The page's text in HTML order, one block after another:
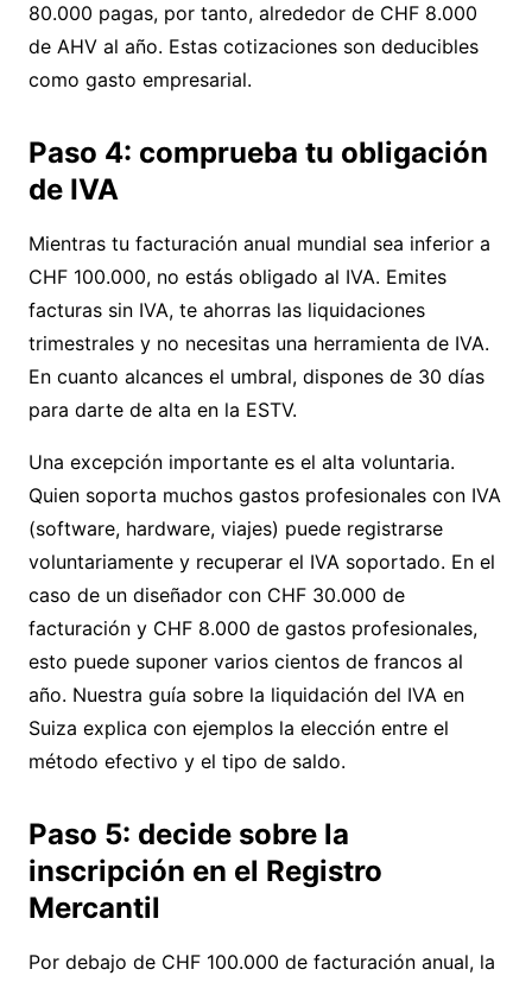
80.000 pagas, por tanto, alrededor de CHF 8.000
de AHV al año. Estas cotizaciones son deducibles
como gasto empresarial.
Paso 4: comprueba tu obligación
de IVA
Mientras tu facturación anual mundial sea inferior a
CHF 100.000, no estás obligado al IVA. Emites
facturas sin IVA, te ahorras las liquidaciones
trimestrales y no necesitas una herramienta de IVA.
En cuanto alcances el umbral, dispones de 30 días
para darte de alta en la ESTV.
Una excepción importante es el alta voluntaria.
Quien soporta muchos gastos profesionales con IVA
(software, hardware, viajes) puede registrarse
voluntariamente y recuperar el IVA soportado. En el
caso de un diseñador con CHF 30.000 de
facturación y CHF 8.000 de gastos profesionales,
esto puede suponer varios cientos de francos al
año. Nuestra guía sobre la liquidación del IVA en
Suiza explica con ejemplos la elección entre el
método efectivo y el tipo de saldo.
Paso 5: decide sobre la
inscripción en el Registro
Mercantil
Por debajo de CHF 100.000 de facturación anual, la